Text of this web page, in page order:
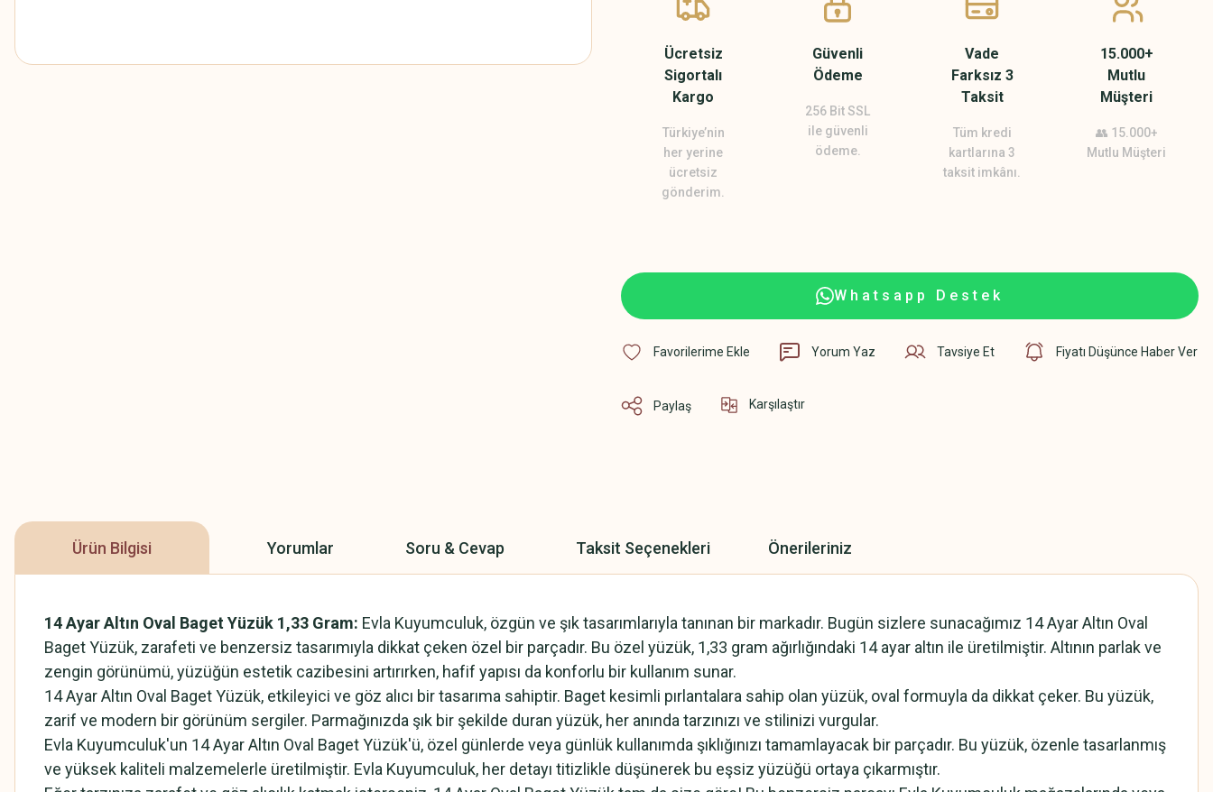
Ücretsiz
Sigortalı
Kargo
Türkiye’nin
her yerine
ücretsiz
gönderim.
Güvenli
Ödeme
256 Bit SSL
ile güvenli
ödeme.
Vade
Farksız 3
Taksit
Tüm kredi
kartlarına 3
taksit imkânı.
15.000+
Mutlu
Müşteri
👥 15.000+
Mutlu Müşteri
Whatsapp Destek
Yorum Yaz Tavsiye Et Fiyatı Düşünce Haber Ver
Paylaş Karşılaştır
Ürün Bilgisi Yorumlar Soru & Cevap Taksit Seçenekleri Önerileriniz
14 Ayar Altın Oval Baget Yüzük 1,33 Gram: Evla Kuyumculuk, özgün ve şık tasarımlarıyla tanınan bir markadır. Bugün sizlere sunacağımız 14 Ayar Altın Oval
Baget Yüzük, zarafeti ve benzersiz tasarımıyla dikkat çeken özel bir parçadır. Bu özel yüzük, 1,33 gram ağırlığındaki 14 ayar altın ile üretilmiştir. Altının parlak ve
zengin görünümü, yüzüğün estetik cazibesini artırırken, hafif yapısı da konforlu bir kullanım sunar.
14 Ayar Altın Oval Baget Yüzük, etkileyici ve göz alıcı bir tasarıma sahiptir. Baget kesimli pırlantalara sahip olan yüzük, oval formuyla da dikkat çeker. Bu yüzük,
zarif ve modern bir görünüm sergiler. Parmağınızda şık bir şekilde duran yüzük, her anında tarzınızı ve stilinizi vurgular.
Evla Kuyumculuk'un 14 Ayar Altın Oval Baget Yüzük'ü, özel günlerde veya günlük kullanımda şıklığınızı tamamlayacak bir parçadır. Bu yüzük, özenle tasarlanmış
ve yüksek kaliteli malzemelerle üretilmiştir. Evla Kuyumculuk, her detayı titizlikle düşünerek bu eşsiz yüzüğü ortaya çıkarmıştır.